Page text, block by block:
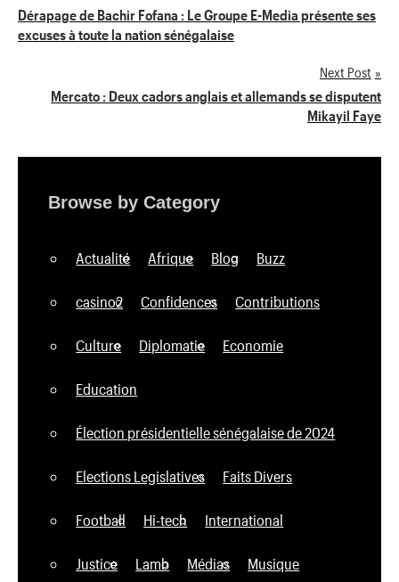
Navigation
de
Dérapage de Bachir Fofana : Le Groupe E-Media présente ses
excuses à toute la nation sénégalaise
Next Post
Mercato : Deux cadors anglais et allemands se disputent
Mikayil Faye
Browse by Category
Actualité Afrique Blog Buzz
casino2 Confidences Contributions
Culture Diplomatie Economie
Education
Élection présidentielle sénégalaise de 2024
Elections Legislatives Faits Divers
Football Hi-tech International
Justice Lamb Médias Musique